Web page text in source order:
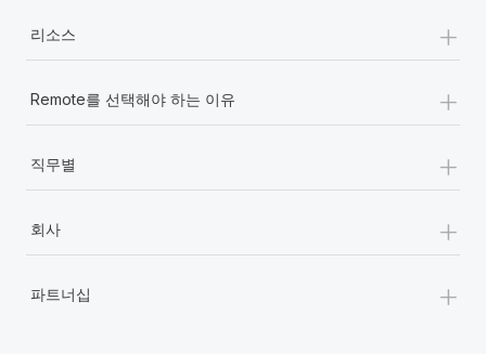
리소스 +
Remote를 선택해야 하는 이유 +
직무별 +
회사 +
파트너십 +